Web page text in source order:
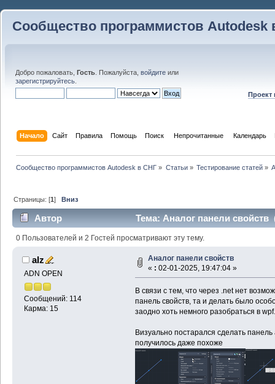
Сообщество программистов Autodesk
Добро пожаловать, Гость . Пожалуйста, войдите или
зарегистрируйтесь
Проект
Начало Сайт Правила Помощь Поиск Непрочитанные Календарь
Сообщество программистов Autodesk в СНГ » Статьи» Тестирование статей»
Страницы: [1]Вниз
Автор Тема: Аналог панели свойств
0 Пользователей и 2 Гостей просматривают эту тему.
alz
ADN OPEN
Сообщений: 114
Карма: 15
Аналог панели свойств
« : 02-01-2025, 19:47:04 »
В связи с тем, что через .net нет
панель свойств, та и делать было
заодно хоть немного разобраться в wpf.
Визуально постарался сделать
получилось даже похоже